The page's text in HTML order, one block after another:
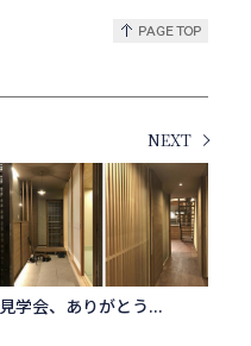
NEXT
見学会、ありがとう...